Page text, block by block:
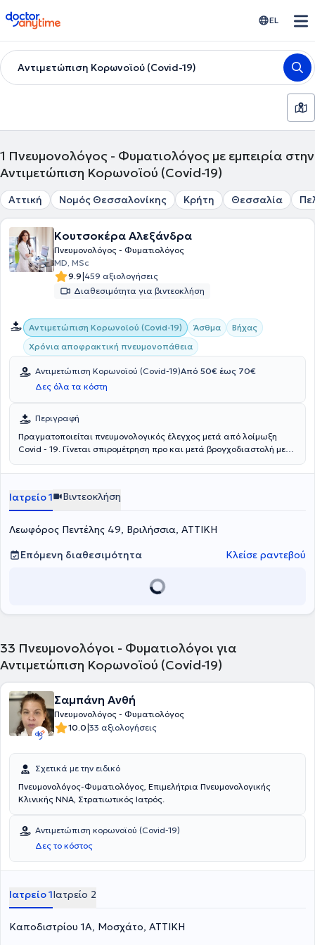
doctoranytime EL
Αντιμετώπιση Κορωνοϊού (Covid-19)
1 Πνευμονολόγος - Φυματιολόγος με εμπειρία στην
Αντιμετώπιση Κορωνοϊού (Covid-19)
Αττική Νομός Θεσσαλονίκης Κρήτη Θεσσαλία
Κουτσοκέρα Αλεξάνδρα
Πνευμονολόγος - Φυματιολόγος
MD, MSc
9.9|459 αξιολογήσεις
Διαθεσιμότητα για βιντεοκλήση
Αντιμετώπιση Κορωνοϊού (Covid-19) Άσθμα
Βήχας
Χρόνια αποφρακτική πνευμονοπάθεια
Αντιμετώπιση Κορωνοϊού (Covid-19)Από 50€ έως 70€
Δες όλα τα κόστη
Περιγραφή
Πραγματοποιείται πνευμονολογικός έλεγχος μετά από λοίμωξη
Covid - 19. Γίνεται σπιρομέτρηση προ και μετά βρογχοδιαστολή με
παθήσεις όπως άσθμα, χρόνια αποφρακτική πνευμονοπάθεια,
αναπνευστικού, πνευμονία, διακοπή καπνίσματος και διάμεση
πνευμονοπάθεια.
Ιατρείο 1 Βιντεοκλήση
Λεωφόρος Πεντέλης 49, Βριλήσσια, ΑΤΤΙΚΗ
Επόμενη διαθεσιμότητα
Κλείσε ραντεβού
33 Πνευμονολόγοι - Φυματιολόγοι για
Αντιμετώπιση Κορωνοϊού (Covid-19)
Σαμπάνη Ανθή
Πνευμονολόγος - Φυματιολόγος
10.0|33 αξιολογήσεις
Σχετικά με την ειδικό
Πνευμονολόγος-Φυματιολόγος, Επιμελήτρια Πνευμονολογικής
Κλινικής ΝΝΑ, Στρατιωτικός Ιατρός.
Αντιμετώπιση κορωνοϊού (Covid-19)
Δες το κόστος
Ιατρείο 1Ιατρείο 2
Καποδιστρίου 1Α, Μοσχάτο, ΑΤΤΙΚΗ